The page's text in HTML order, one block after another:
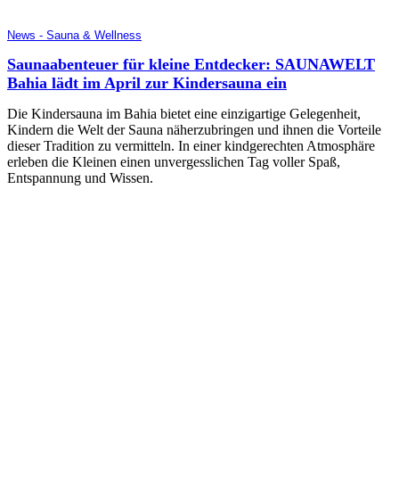
News - Sauna & Wellness
Saunaabenteuer für kleine Entdecker: SAUNAWELT
Bahia lädt im April zur Kindersauna ein
Die Kindersauna im Bahia bietet eine einzigartige Gelegenheit,
Kindern die Welt der Sauna näherzubringen und ihnen die Vorteile
dieser Tradition zu vermitteln. In einer kindgerechten Atmosphäre
erleben die Kleinen einen unvergesslichen Tag voller Spaß,
Entspannung und Wissen.